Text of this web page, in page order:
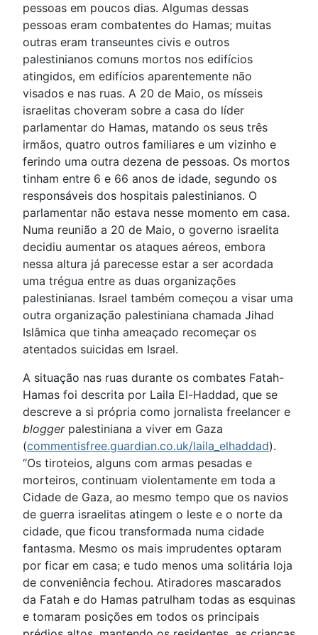
pessoas em poucos dias. Algumas dessas
pessoas eram combatentes do Hamas; muitas
outras eram transeuntes civis e outros
palestinianos comuns mortos nos edifícios
atingidos, em edifícios aparentemente não
visados e nas ruas. A 20 de Maio, os mísseis
israelitas choveram sobre a casa do líder
parlamentar do Hamas, matando os seus três
irmãos, quatro outros familiares e um vizinho e
ferindo uma outra dezena de pessoas. Os mortos
tinham entre 6 e 66 anos de idade, segundo os
responsáveis dos hospitais palestinianos. O
parlamentar não estava nesse momento em casa.
Numa reunião a 20 de Maio, o governo israelita
decidiu aumentar os ataques aéreos, embora
nessa altura já parecesse estar a ser acordada
uma trégua entre as duas organizações
palestinianas. Israel também começou a visar uma
outra organização palestiniana chamada Jihad
Islâmica que tinha ameaçado recomeçar os
atentados suicidas em Israel.
A situação nas ruas durante os combates Fatah-
Hamas foi descrita por Laila El-Haddad, que se
descreve a si própria como jornalista freelancer e
bloggerpalestiniana a viver em Gaza
(commentisfree.guardian.co.uk/laila_elhaddad).
“Os tiroteios, alguns com armas pesadas e
morteiros, continuam violentamente em toda a
Cidade de Gaza, ao mesmo tempo que os navios
de guerra israelitas atingem o leste e o norte da
cidade, que ficou transformada numa cidade
fantasma. Mesmo os mais imprudentes optaram
por ficar em casa; e tudo menos uma solitária loja
de conveniência fechou. Atiradores mascarados
da Fatah e do Hamas patrulham todas as esquinas
e tomaram posições em todos os principais